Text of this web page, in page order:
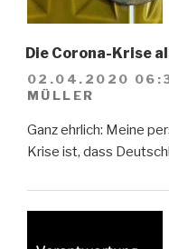
Die Corona-Krise
02.04.2020
MÜLLER
Ganz ehrlich: Meine
Krise ist, dass